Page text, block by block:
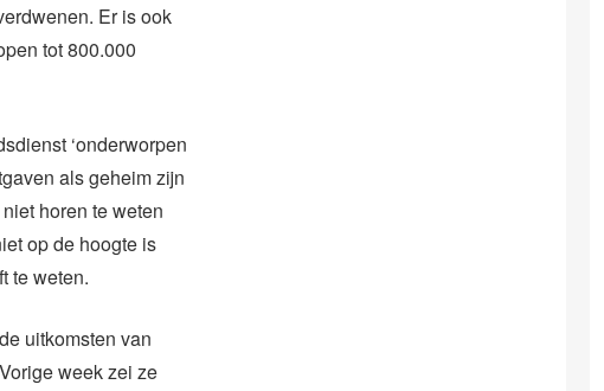
Er is ook
tot 800.000
‘onderworpen
als geheim zijn
horen te weten
op de hoogte is
te weten.
uitkomsten van
week zei ze